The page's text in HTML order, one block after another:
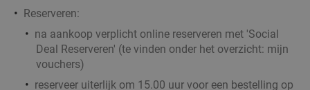
Reserveren:
na aankoop verplicht online reserveren met 'Social
Deal Reserveren' (te vinden onder het overzicht: mijn
vouchers)
reserveer uiterlijk om 15.00 uur voor een bestelling op